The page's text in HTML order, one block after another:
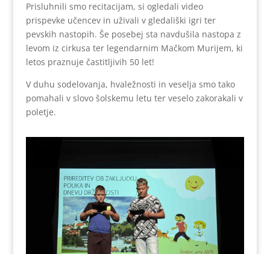
Prisluhnili smo recitacijam, si ogledali video
prispevke učencev in uživali v gledališki igri ter
pevskih nastopih. Še posebej sta navdušila nastopa z
levom iz cirkusa ter legendarnim Mačkom Murijem, ki
letos praznuje častitljivih 50 let!
V duhu sodelovanja, hvaležnosti in veselja smo tako
pomahali v slovo šolskemu letu ter veselo zakorakali v
poletje.